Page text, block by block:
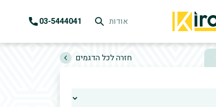
k03-5444041 H אודות
חזרה לכל הדגמים